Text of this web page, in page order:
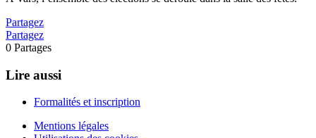
Partagez
Partagez
0 Partages
Lire aussi
Formalités et inscription
Mentions légales